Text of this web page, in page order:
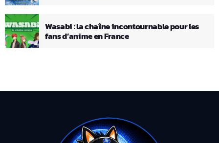
Wasabi : la chaîne incontournable pour les
fans d’anime en France